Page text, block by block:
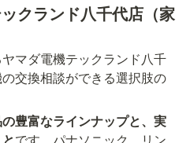
クランド八千代店（家
マダ電機テックランド八千
交換相談ができる選択肢の
豊富なラインナップと、実
です。パナソニック、リン